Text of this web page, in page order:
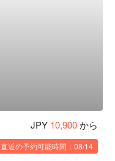
JPY 10,900から
直近の予約可能時間：08/14